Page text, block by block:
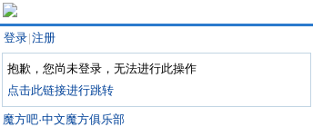
登录 注册
抱歉，您尚未登录，无法进行此操作
点击此链接进行跳转
魔方吧·中文魔方俱乐部